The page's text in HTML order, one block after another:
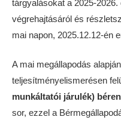
tárgyalásokat a 2025-
végrehajtásáról és
mai napon, 2025.12.12-én
A mai megállapodás
teljesítményelismerésen
munkáltatói járulék)
sor, ezzel a